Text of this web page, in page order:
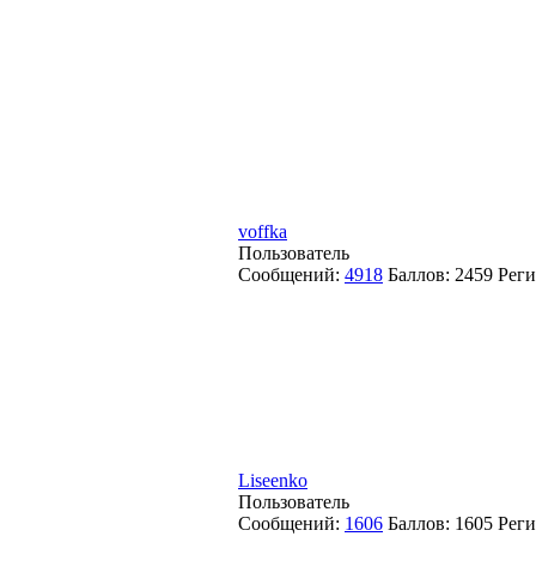
voffka
Пользователь
Сообщений: 4918 Баллов: 2459
Liseenko
Пользователь
Сообщений: 1606 Баллов: 1605